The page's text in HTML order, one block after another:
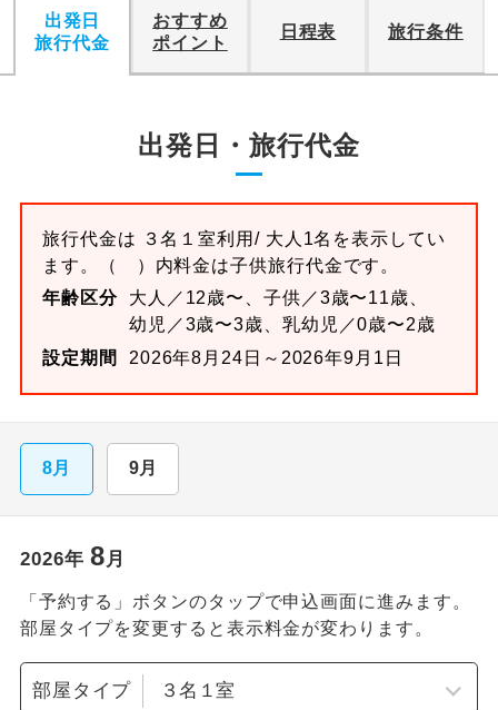
出発日
旅行代金
おすすめ
ポイント
日程表 旅行条件
出発日・旅行代金
旅行代金は ３名１室利用/ 大人1名を表示してい
ます。
（ ）内料金は子供旅行代金です。
年齢区分
大人／12歳〜、子供／3歳〜11歳、
幼児／3歳〜3歳、乳幼児／0歳〜2歳
設定期間
2026年8月24日～2026年9月1日
8月 9月
2026年 8月
「予約する」ボタンのタップで申込画面に進みます。
部屋タイプを変更すると表示料金が変わります。
部屋タイプ